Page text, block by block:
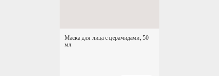
Маска для лица с церамидами, 50
мл